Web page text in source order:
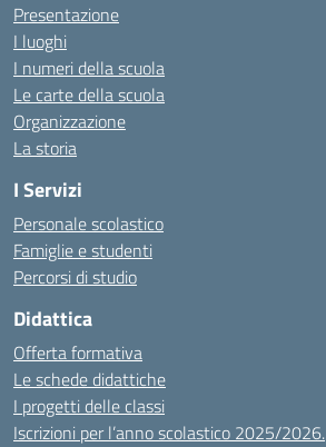
Presentazione
I luoghi
I numeri della scuola
Le carte della scuola
Organizzazione
La storia
I Servizi
Personale scolastico
Famiglie e studenti
Percorsi di studio
Didattica
Offerta formativa
Le schede didattiche
I progetti delle classi
Iscrizioni per l’anno scolastico 2025/2026.